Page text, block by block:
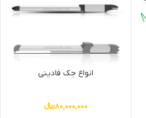
انواع جک فادینی
80,000,000﷼